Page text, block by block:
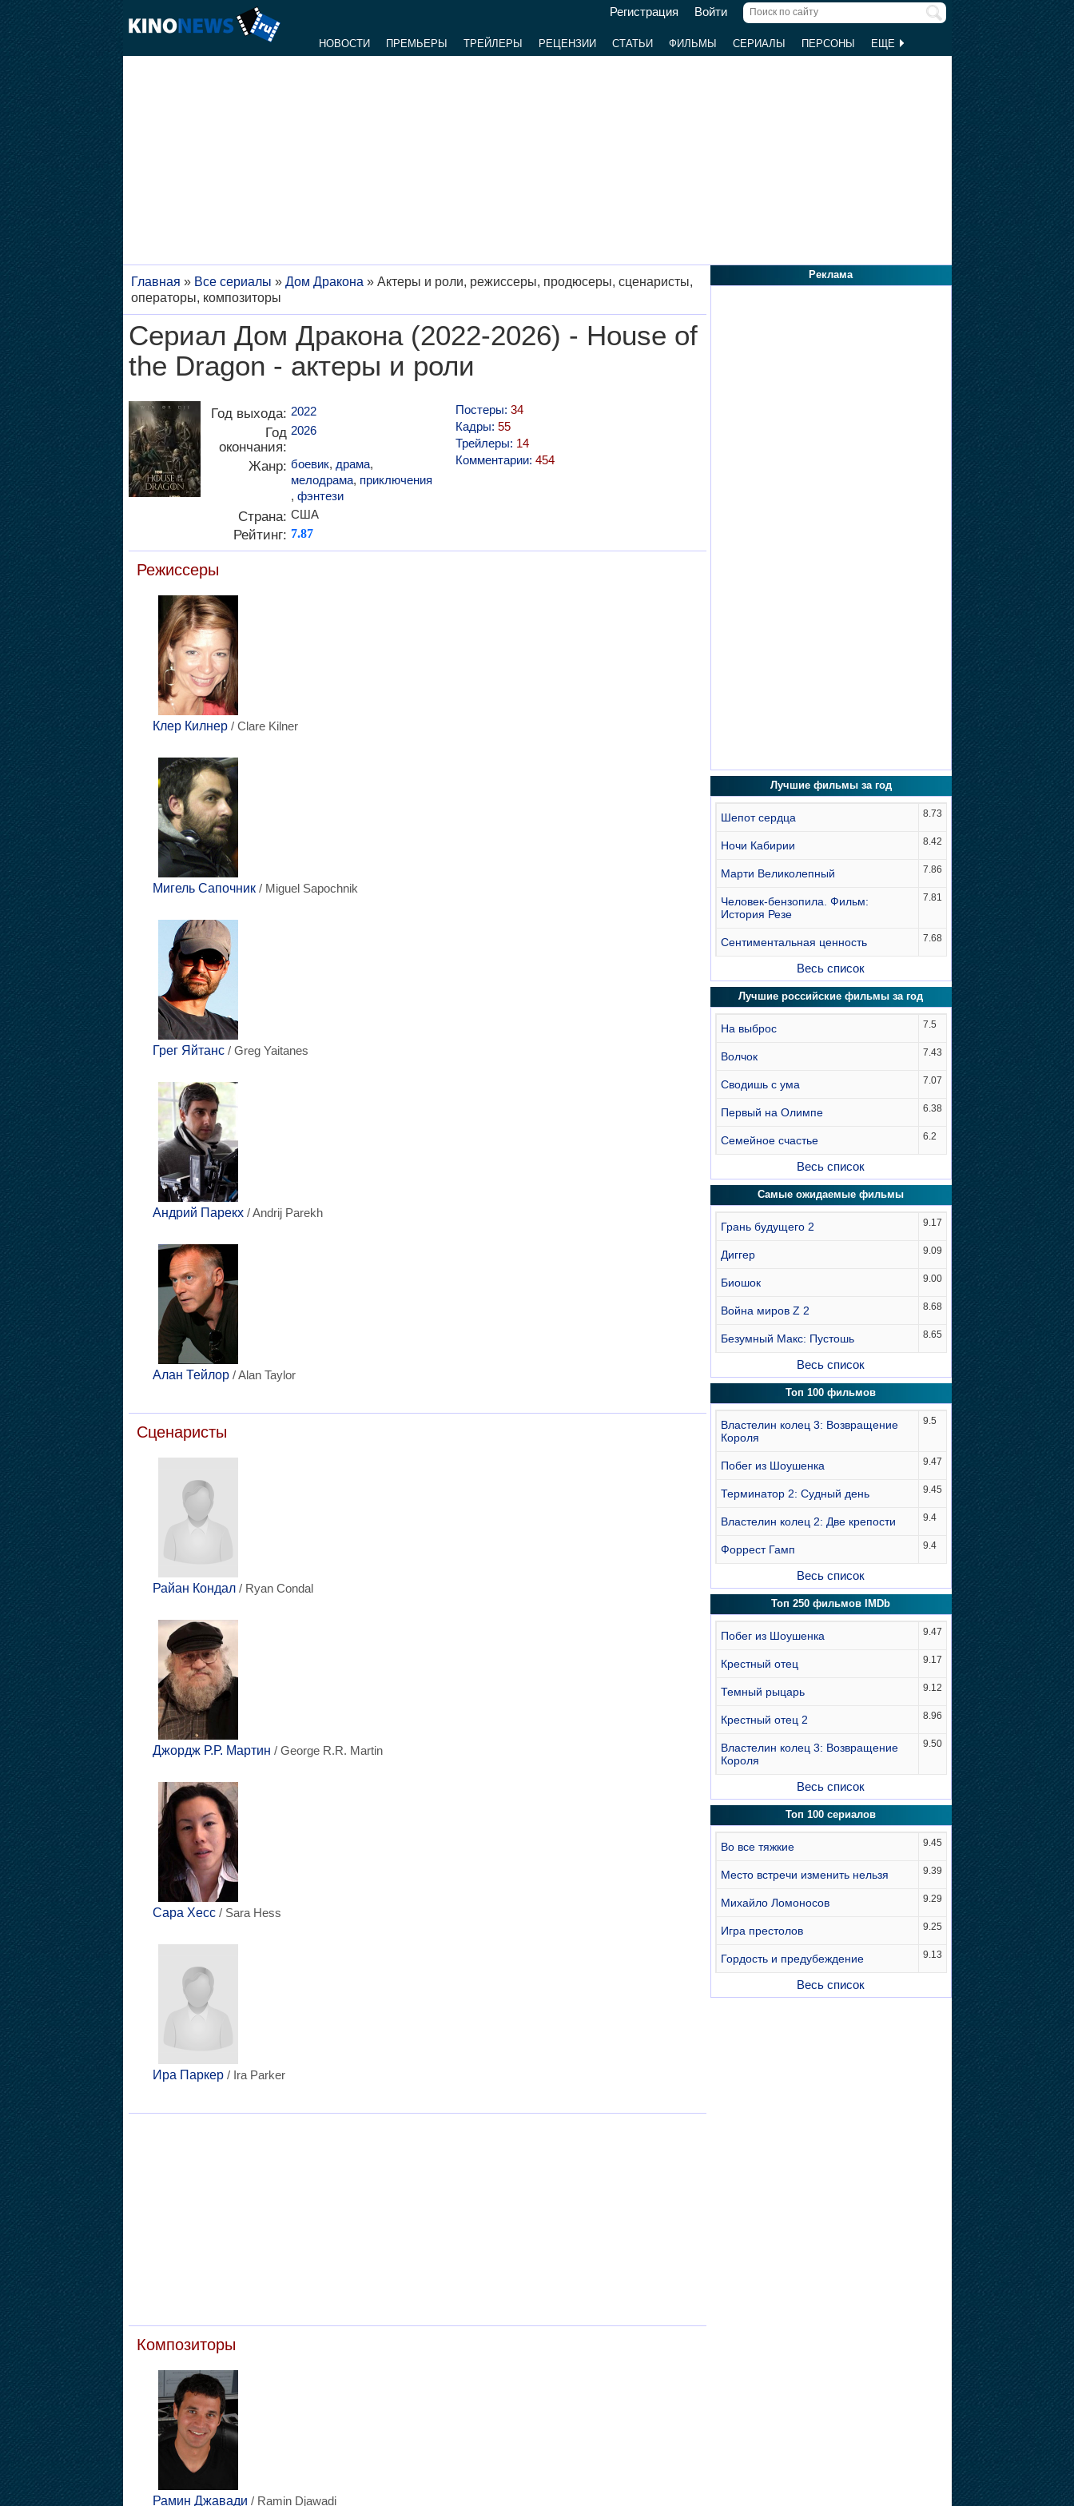
Регистрация Войти
НОВОСТИ ПРЕМЬЕРЫ ТРЕЙЛЕРЫ РЕЦЕНЗИИ СТАТЬИ ФИЛЬМЫ СЕРИАЛЫ ПЕРСОНЫ ЕЩЕ
Главная » Все сериалы » Дом Дракона » Актеры и роли, режиссеры, продюсеры, сценаристы,
операторы, композиторы
Сериал Дом Дракона (2022-2026) - House of
the Dragon - актеры и роли
Год выхода: 2022
Год
окончания:
2026
Жанр: боевик, драма,
мелодрама, приключения
, фэнтези
Страна: США
Рейтинг: 7.87
Постеры: 34
Кадры: 55
Трейлеры: 14
Комментарии: 454
Режиссеры
Клер Килнер/ Clare Kilner
Мигель Сапочник/ Miguel Sapochnik
Грег Яйтанс/ Greg Yaitanes
Андрий Парекх/ Andrij Parekh
Алан Тейлор/ Alan Taylor
Сценаристы
Райан Кондал/ Ryan Condal
Джордж Р.Р. Мартин / George R.R. Martin
Сара Хесс/ Sara Hess
Ира Паркер/ Ira Parker
Композиторы
Рамин Джавади / Ramin Djawadi
Реклама
Лучшие фильмы за год
Шепот сердца 8.73
Ночи Кабирии 8.42
Марти Великолепный 7.86
Человек-бензопила. Фильм:
История Резе
7.81
Сентиментальная ценность 7.68
Весь список
Лучшие российские фильмы за год
На выброс 7.5
Волчок 7.43
Сводишь с ума 7.07
Первый на Олимпе 6.38
Семейное счастье 6.2
Весь список
Самые ожидаемые фильмы
Грань будущего 2 9.17
Диггер 9.09
Биошок 9.00
Война миров Z 2 8.68
Безумный Макс: Пустошь 8.65
Весь список
Топ 100 фильмов
Властелин колец 3: Возвращение
Короля
9.5
Побег из Шоушенка 9.47
Терминатор 2: Судный день 9.45
Властелин колец 2: Две крепости 9.4
Форрест Гамп 9.4
Весь список
Топ 250 фильмов IMDb
Побег из Шоушенка 9.47
Крестный отец 9.17
Темный рыцарь 9.12
Крестный отец 2 8.96
Властелин колец 3: Возвращение
Короля
9.50
Весь список
Топ 100 сериалов
Во все тяжкие 9.45
Место встречи изменить нельзя 9.39
Михайло Ломоносов 9.29
Игра престолов 9.25
Гордость и предубеждение 9.13
Весь список